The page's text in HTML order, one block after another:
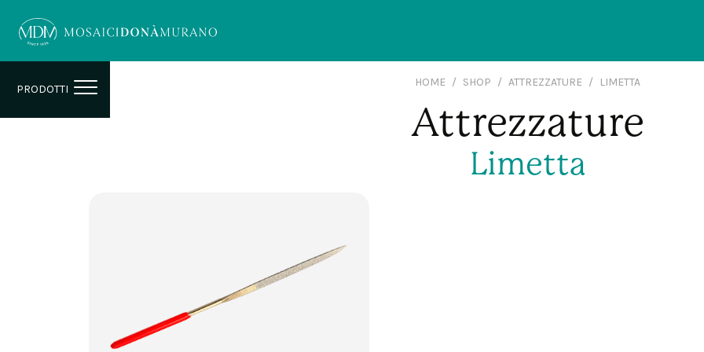
PRODOTTI
HOME SHOP ATTREZZATURE LIMETTA
Attrezzature
Limetta